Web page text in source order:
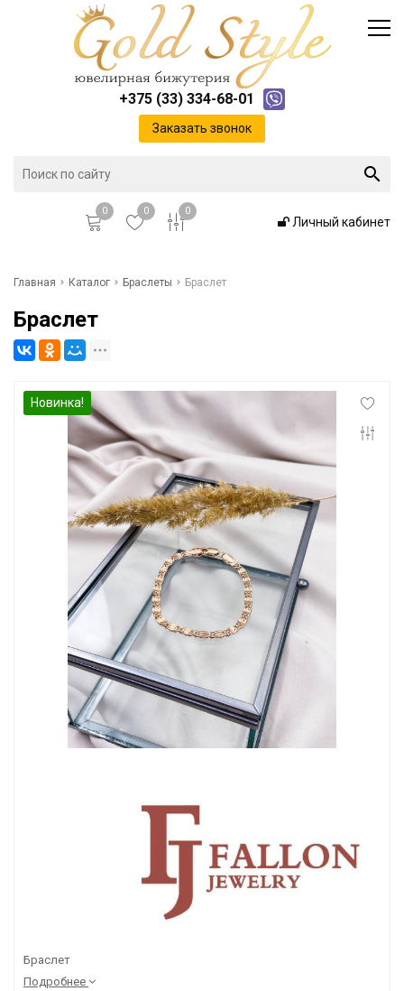
+375 (33) 334-68-01
Заказать звонок
0 0 0
Личный кабинет
Главная
Инфо
Контакты
Положение о cookie-файлах
Главная Каталог Браслеты Браслет
Браслет
Новинка!
Браслет
Подробнее
Каталог
Доставка и оплата
Инфо
Контакты
Положение о cookie-файлах